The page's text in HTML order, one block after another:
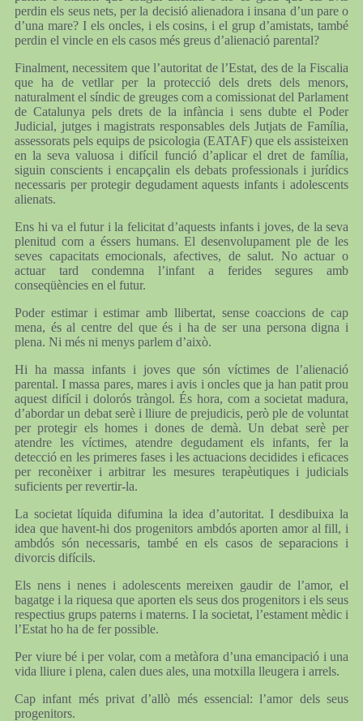
perdin els seus nets, per la decisió alienadora i insana d’un pare o
d’una mare? I els oncles, i els cosins, i el grup d’amistats, també
perdin el vincle en els casos més greus d’alienació parental?
Finalment, necessitem que l’autoritat de l’Estat, des de la Fiscalia
que ha de vetllar per la protecció dels drets dels menors,
naturalment el síndic de greuges com a comissionat del Parlament
de Catalunya pels drets de la infància i sens dubte el Poder
Judicial, jutges i magistrats responsables dels Jutjats de Família,
assessorats pels equips de psicologia (EATAF) que els assisteixen
en la seva valuosa i difícil funció d’aplicar el dret de família,
siguin conscients i encapçalin els debats professionals i jurídics
necessaris per protegir degudament aquests infants i adolescents
alienats.
Ens hi va el futur i la felicitat d’aquests infants i joves, de la seva
plenitud com a éssers humans. El desenvolupament ple de les
seves capacitats emocionals, afectives, de salut. No actuar o
actuar tard condemna l’infant a ferides segures amb
conseqüències en el futur.
Poder estimar i estimar amb llibertat, sense coaccions de cap
mena, és al centre del que és i ha de ser una persona digna i
plena. Ni més ni menys parlem d’això.
Hi ha massa infants i joves que són víctimes de l’alienació
parental. I massa pares, mares i avis i oncles que ja han patit prou
aquest difícil i dolorós tràngol. És hora, com a societat madura,
d’abordar un debat serè i lliure de prejudicis, però ple de voluntat
per protegir els homes i dones de demà. Un debat serè per
atendre les víctimes, atendre degudament els infants, fer la
detecció en les primeres fases i les actuacions decidides i eficaces
per reconèixer i arbitrar les mesures terapèutiques i judicials
suficients per revertir-la.
La societat líquida difumina la idea d’autoritat. I desdibuixa la
idea que havent-hi dos progenitors ambdós aporten amor al fill, i
ambdós són necessaris, també en els casos de separacions i
divorcis difícils.
Els nens i nenes i adolescents mereixen gaudir de l’amor, el
bagatge i la riquesa que aporten els seus dos progenitors i els seus
respectius grups paterns i materns. I la societat, l’estament mèdic i
l’Estat ho ha de fer possible.
Per viure bé i per volar, com a metàfora d’una emancipació i una
vida lliure i plena, calen dues ales, una motxilla lleugera i arrels.
Cap infant més privat d’allò més essencial: l’amor dels seus
progenitors.